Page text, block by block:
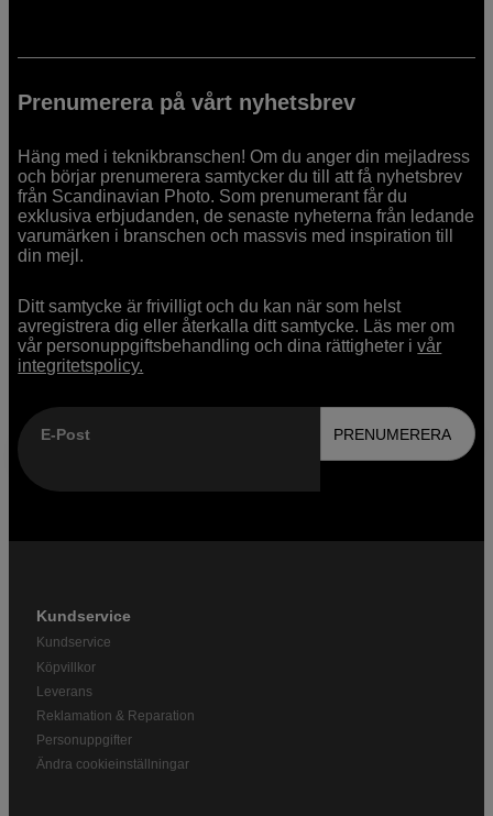
Prenumerera på vårt nyhetsbrev
Häng med i teknikbranschen! Om du anger din mejladress
och börjar prenumerera samtycker du till att få nyhetsbrev
från Scandinavian Photo. Som prenumerant får du
exklusiva erbjudanden, de senaste nyheterna från ledande
varumärken i branschen och massvis med inspiration till
din mejl.
Ditt samtycke är frivilligt och du kan när som helst
avregistrera dig eller återkalla ditt samtycke. Läs mer om
vår personuppgiftsbehandling och dina rättigheter ivår
integritetspolicy.
E-Post PRENUMERERA
Kundservice
Kundservice
Köpvillkor
Leverans
Reklamation & Reparation
Personuppgifter
Ändra cookieinställningar